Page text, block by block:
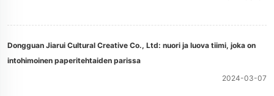
Dongguan Jiarui Cultural Creative Co., Ltd: nuori ja luova tiimi, joka on
intohimoinen paperitehtaiden parissa
2024-03-07